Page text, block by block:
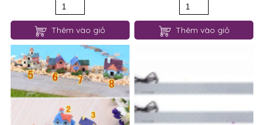
Thêm vào giỏ Thêm vào giỏ